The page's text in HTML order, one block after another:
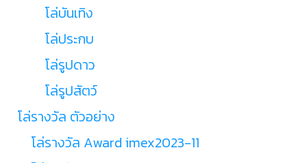
โล่บันเทิง
โล่ประกบ
โล่รูปดาว
โล่รูปสัตว์
โล่รางวัล ตัวอย่าง
โล่รางวัล Award imex2023-11